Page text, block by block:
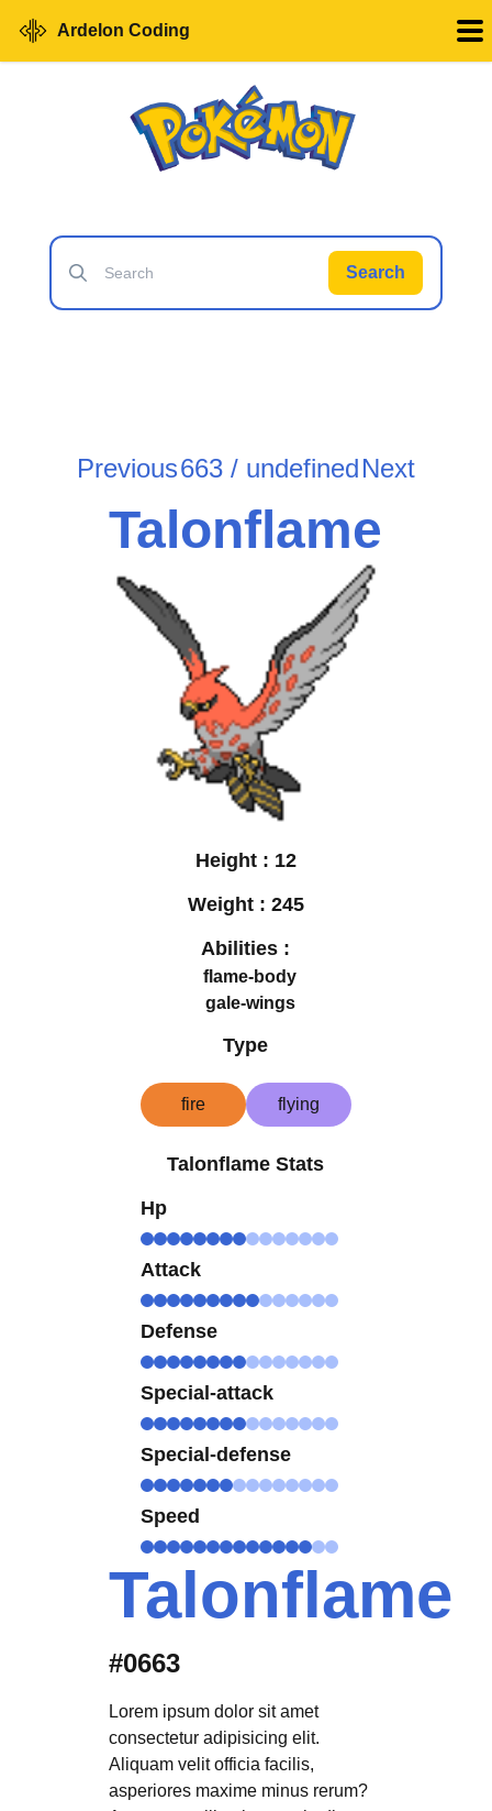
Ardelon Coding
Search
Previous663 / undefinedNext
Talonflame
Height : 12
Weight : 245
Abilities :
flame-body
gale-wings
Type
fire flying
Talonflame Stats
Hp
Attack
Defense
Special-attack
Special-defense
Speed
Talonflame
#0663
Lorem ipsum dolor sit amet
consectetur adipisicing elit.
Aliquam velit officia facilis,
asperiores maxime minus rerum?